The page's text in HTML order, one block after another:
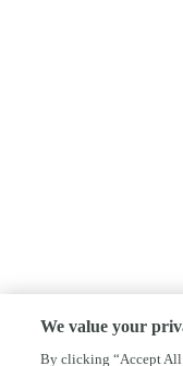
We value your
By clicking “Accept All